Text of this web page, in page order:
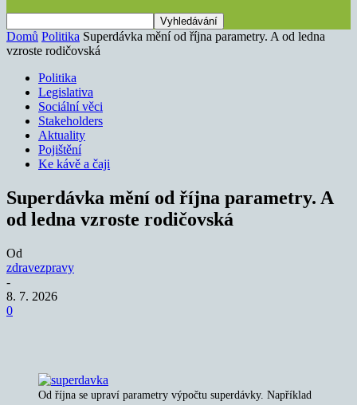
Domů Politika Superdávka mění od října parametry. A od ledna
vzroste rodičovská
Politika
Legislativa
Sociální věci
Stakeholders
Aktuality
Pojištění
Ke kávě a čaji
Superdávka mění od října parametry. A
od ledna vzroste rodičovská
Od
zdravezpravy
-
8. 7. 2026
0
Od října se upraví parametry výpočtu superdávky. Například